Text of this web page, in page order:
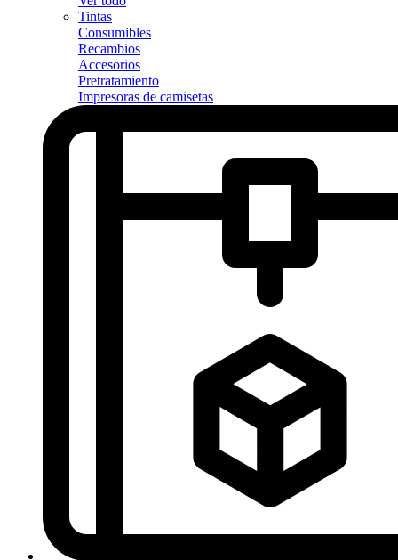
Tintas
Consumibles
Recambios
Accesorios
Pretratamiento
Impresoras de camisetas